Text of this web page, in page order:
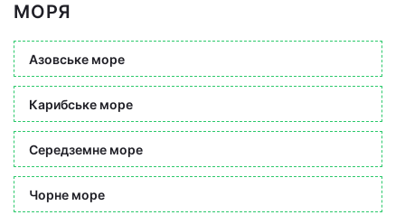
МОРЯ
Азовське море
Карибське море
Середземне море
Чорне море